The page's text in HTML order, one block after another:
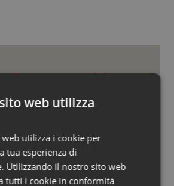
urogenitali
interessarti in
Professioni
dei farmaci. Dal Ministero
istruzioni per il Data Matrix. Entro l’8
2027 l’adeguamento dei
web utilizza
utilizza i cookie per
tua esperienza di
Utilizzando il nostro sito web
tutti i cookie in conformità